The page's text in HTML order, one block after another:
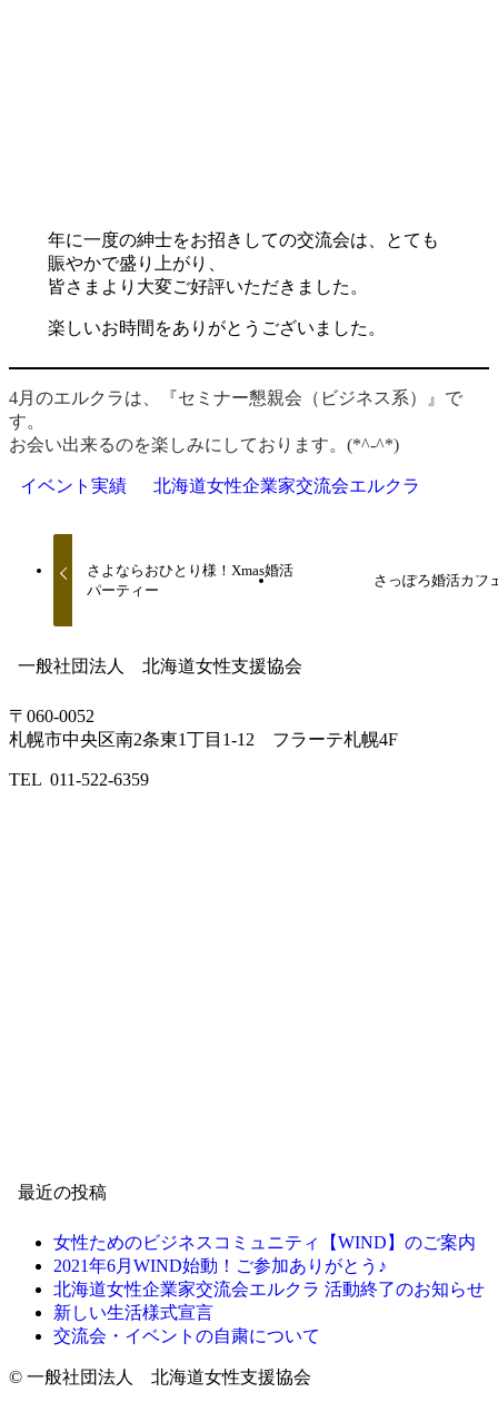
年に一度の紳士をお招きしての交流会は、とても
賑やかで盛り上がり、
皆さまより大変ご好評いただきました。
楽しいお時間をありがとうございました。
4月のエルクラは、『セミナー懇親会（ビジネス系）』で
す。
お会い出来るのを楽しみにしております。(*^-^*)
イベント実績 北海道女性企業家交流会エルクラ
さよならおひとり様！Xmas婚活
パーティー
さっぽろ婚活カフ
一般社団法人 北海道女性支援協会
〒060-0052
札幌市中央区南2条東1丁目1-12 フラーテ札幌4F
TEL 011-522-6359
最近の投稿
女性ためのビジネスコミュニティ【WIND】のご案内
2021年6月WIND始動！ご参加ありがとう♪
北海道女性企業家交流会エルクラ 活動終了のお知らせ
新しい生活様式宣言
交流会・イベントの自粛について
© 一般社団法人 北海道女性支援協会